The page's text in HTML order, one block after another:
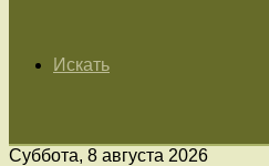
Искать
Суббота, 8 августа 2026